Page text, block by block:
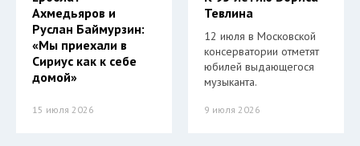
Ахмедьяров и
Руслан Баймурзин:
«Мы приехали в
Сириус как к себе
домой»
15 июля 2026
Тевлина
12 июля в Московской
консерватории отметят
юбилей выдающегося
музыканта.
9 июля 2026